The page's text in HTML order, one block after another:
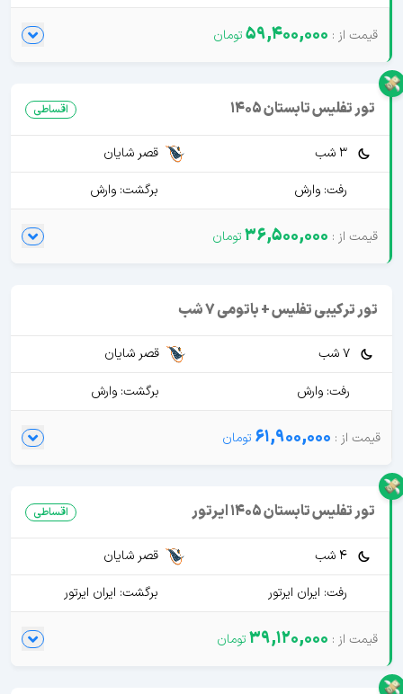
59,400,000
تور تفلیس تابستان 1405 اقساطی
3 شب
قصر شایان
رفت: وارش
برگشت: وارش
36,500,000
تور ترکیبی تفلیس + باتومی 7 شب
7 شب
قصر شایان
رفت: وارش
برگشت: وارش
61,900,000
تور تفلیس تابستان 1405 ایرتور اقساطی
4 شب
قصر شایان
رفت: ایران ایرتور
برگشت: ایران ایرتور
39,120,000